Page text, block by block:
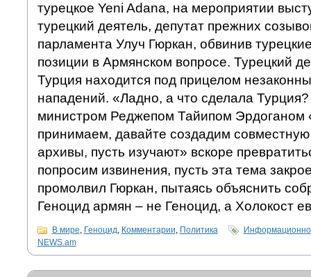
турецкое Yeni Adana, на мероприятии
турецкий деятель, депутат прежних
парламента Улуч Гюркан, обвинив
позиции в Армянском вопросе. Турецкий
Турция находится под прицелом
нападений. «Ладно, а что сделала
министром Реджепом Тайипом Эрдоганом
принимаем, давайте создадим совместную
архивы, пусть изучают» вскоре
попросим извинения, пусть эта тема
промолвил Гюркан, пытаясь объяснить
Геноцид армян – не Геноцид, а Холокост
В мире, Геноцид, Комментарии, Политика
NEWS.am